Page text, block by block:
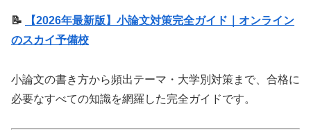
📝
【2026年最新版】小論文対策完全ガイド｜オンライン
のスカイ予備校
小論文の書き方から頻出テーマ・大学別対策まで、合格に
必要なすべての知識を網羅した完全ガイドです。